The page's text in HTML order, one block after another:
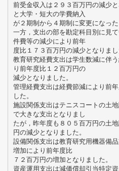
前受金収入は２９３百万円の減少
と大学・短大の学費納入
が２期制から４期制に変更になった
一方，支出の部を勘定科目別に見
件費等の減少により前年
度比１７３百万円の減少となりまし
教育研究経費支出は学生数減に伴
り前年度比１２百万円の
減少となりました。
管理経費支出は経費節減により前
した。
施設関係支出はテニスコートの土
で大きな支出となりまし
たが，昨年度も８０５百万円の土
円の減少となりました。
設備関係支出は教育研究用機器備
増加により前年度比
７２百万円の増加となりました。
資産運用支出は減価償却引当特定